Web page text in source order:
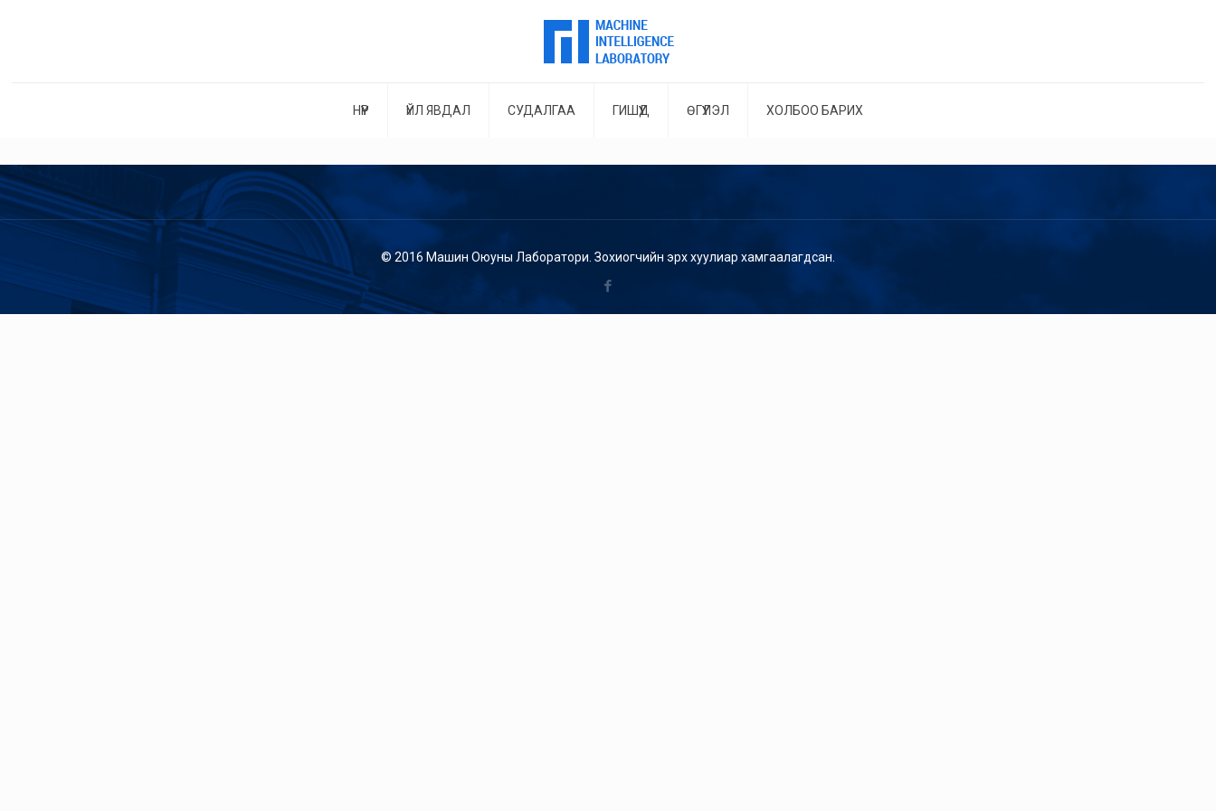
НҮҮР ҮЙЛ ЯВДАЛ СУДАЛГАА ГИШҮҮД ӨГҮҮЛЭЛ ХОЛБОО БАРИХ
© 2016 Машин Оюуны Лаборатори. Зохиогчийн эрх хуулиар хамгаалагдсан.